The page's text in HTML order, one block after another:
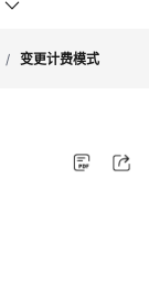
/ 变更计费模式